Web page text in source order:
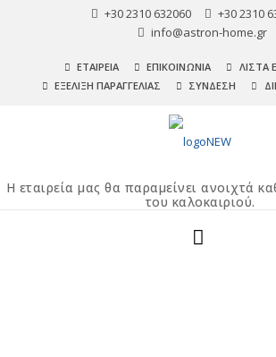
+30 2310 632060
+30 2310
info@astron-home.gr
ΕΤΑΙΡΕΙΑ ΕΠΙΚΟΙΝΩΝΙΑ
ΛΙΣΤΑ
ΕΞΕΛΙΞΗ ΠΑΡΑΓΓΕΛΙΑΣ
ΣΥΝΔΕΣΗ